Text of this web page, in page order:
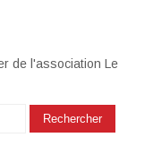
de l'association Le